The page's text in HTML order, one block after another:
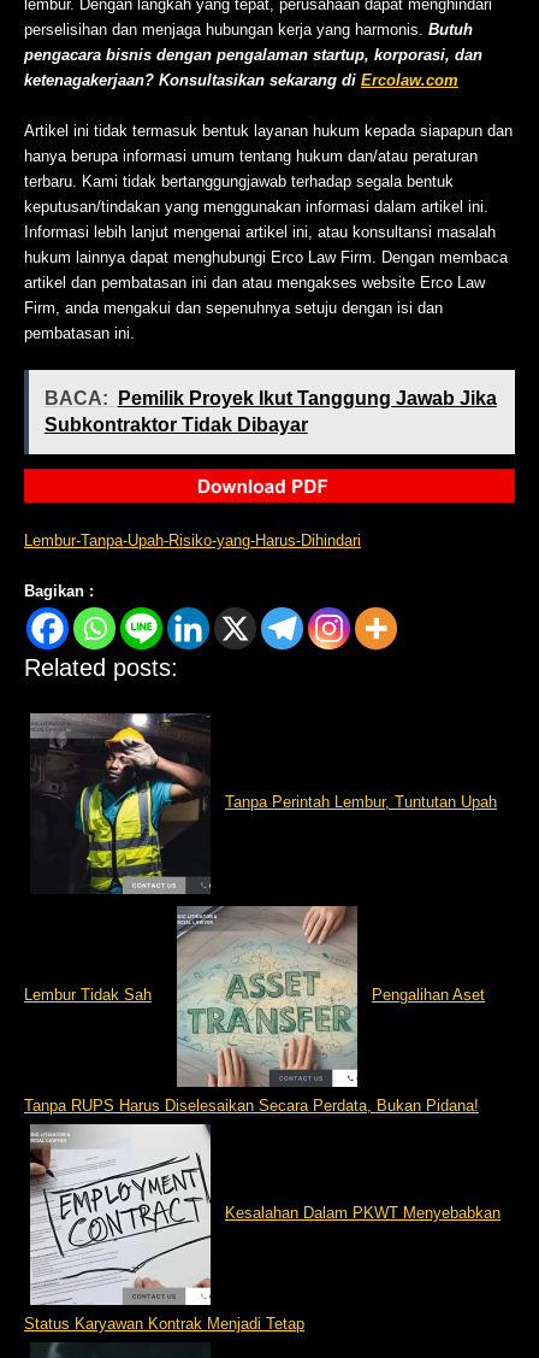
lembur. Dengan langkah yang tepat, perusahaan dapat menghindari
perselisihan dan menjaga hubungan kerja yang harmonis. Butuh
pengacara bisnis dengan pengalaman startup, korporasi, dan
ketenagakerjaan? Konsultasikan sekarang di Ercolaw.com
Artikel ini tidak termasuk bentuk layanan hukum kepada siapapun dan
hanya berupa informasi umum tentang hukum dan/atau peraturan
terbaru. Kami tidak bertanggungjawab terhadap segala bentuk
keputusan/tindakan yang menggunakan informasi dalam artikel ini.
Informasi lebih lanjut mengenai artikel ini, atau konsultansi masalah
hukum lainnya dapat menghubungi Erco Law Firm. Dengan membaca
artikel dan pembatasan ini dan atau mengakses website Erco Law
Firm, anda mengakui dan sepenuhnya setuju dengan isi dan
pembatasan ini.
BACA:
Pemilik Proyek Ikut Tanggung Jawab Jika
Subkontraktor Tidak Dibayar
Lembur-Tanpa-Upah-Risiko-yang-Harus-Dihindari
Bagikan :
Related posts:
Tanpa Perintah Lembur, Tuntutan Upah
Lembur Tidak Sah Pengalihan Aset
Tanpa RUPS Harus Diselesaikan Secara Perdata, Bukan Pidana!
Kesalahan Dalam PKWT Menyebabkan
Status Karyawan Kontrak Menjadi Tetap